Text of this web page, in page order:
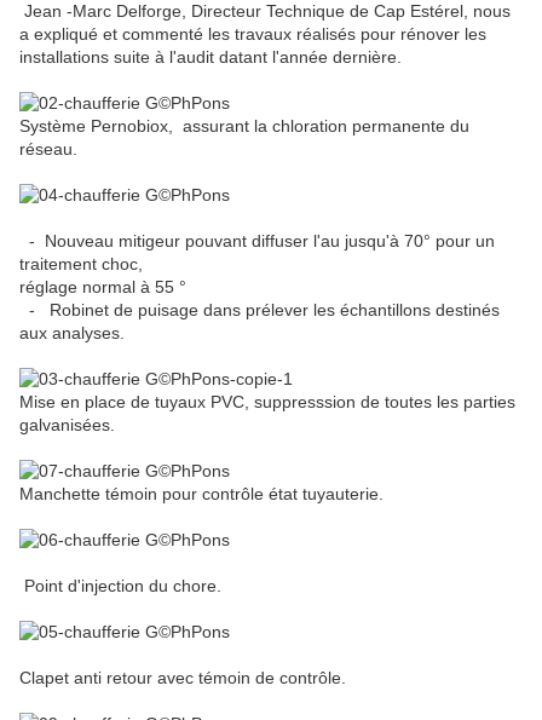
Jean -Marc Delforge, Directeur Technique de Cap Estérel, nous
a expliqué et commenté les travaux réalisés pour rénover les
installations suite à l'audit datant l'année dernière.
Système Pernobiox, assurant la chloration permanente du
réseau.
- Nouveau mitigeur pouvant diffuser l'au jusqu'à 70° pour un
traitement choc,
réglage normal à 55 °
- Robinet de puisage dans prélever les échantillons destinés
aux analyses.
Mise en place de tuyaux PVC, suppresssion de toutes les parties
galvanisées.
Manchette témoin pour contrôle état tuyauterie.
Point d'injection du chore.
Clapet anti retour avec témoin de contrôle.